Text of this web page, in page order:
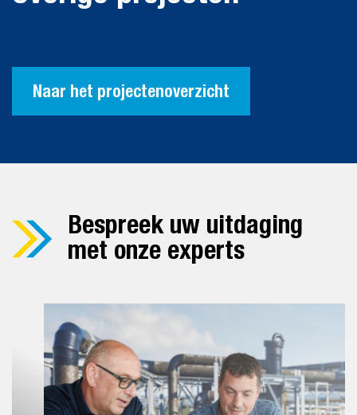
raffinaderij
Naar het projectenoverzicht
Bespreek uw uitdaging
met onze experts